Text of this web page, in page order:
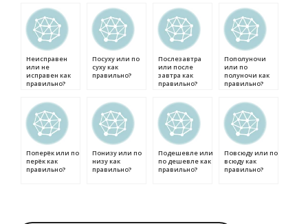
Неисправен
или не
исправен как
правильно?
Посуху или по
суху как
правильно?
Послезавтра
или после
завтра как
правильно?
Пополуночи
или по
полуночи как
правильно?
Поперёк или по
перёк как
правильно?
Понизу или по
низу как
правильно?
Подешевле или
по дешевле как
правильно?
Повсюду или по
всюду как
правильно?